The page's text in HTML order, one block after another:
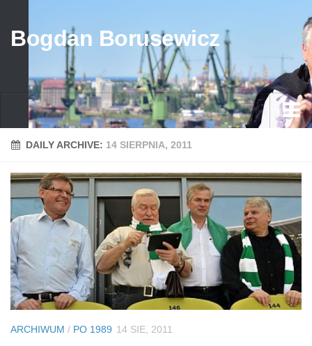
Bogdan Borusewicz
Aktualności
przed 1989
po 1989
Media
Galeria
Życiorys
DAILY ARCHIVE: 14 SIERPNIA, 2011
ARCHIWUM / PO 1989 14 SIE, 2011